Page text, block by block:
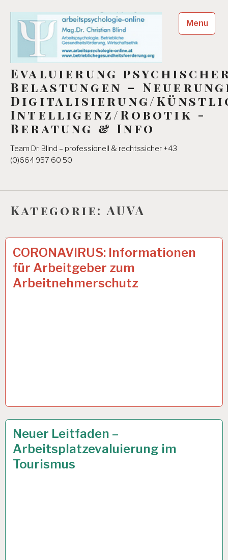
content
Evaluierung
Belastungen –
Digitalisierung/
Intelligenz/Robotik -
Beratung & Info
Team Dr. Blind – professionell & rechtssicher +43
(0)664 957 60 50
Menu
Kategorie: AUVA
50PLUS…
CORONAVIRUS: Informationen
für Arbeitgeber zum
Arbeitnehmerschutz
7 APR. 2020
ARBEIT
UND
GESUNDHEIT…
Neuer Leitfaden –
Arbeitsplatzevaluierung im
Tourismus
8 OKT. 2019